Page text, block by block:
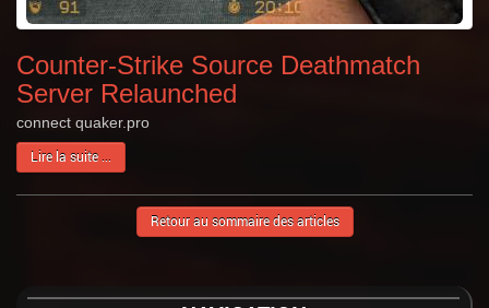
Counter-Strike Source Deathmatch
Server Relaunched
connect quaker.pro
Lire la suite ...
Retour au sommaire des articles